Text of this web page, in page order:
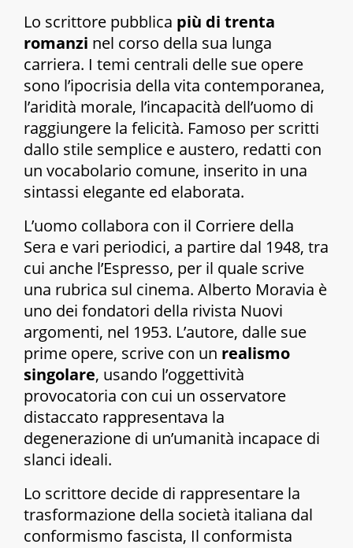
Lo scrittore pubblica più di trenta
romanzi nel corso della sua lunga
carriera. I temi centrali delle sue opere
sono l’ipocrisia della vita contemporanea,
l’aridità morale, l’incapacità dell’uomo di
raggiungere la felicità. Famoso per scritti
dallo stile semplice e austero, redatti con
un vocabolario comune, inserito in una
sintassi elegante ed elaborata.
L’uomo collabora con il Corriere della
Sera e vari periodici, a partire dal 1948, tra
cui anche l’Espresso, per il quale scrive
una rubrica sul cinema. Alberto Moravia è
uno dei fondatori della rivista Nuovi
argomenti, nel 1953. L’autore, dalle sue
prime opere, scrive con un realismo
singolare, usando l’oggettività
provocatoria con cui un osservatore
distaccato rappresentava la
degenerazione di un’umanità incapace di
slanci ideali.
Lo scrittore decide di rappresentare la
trasformazione della società italiana dal
conformismo fascista, Il conformista